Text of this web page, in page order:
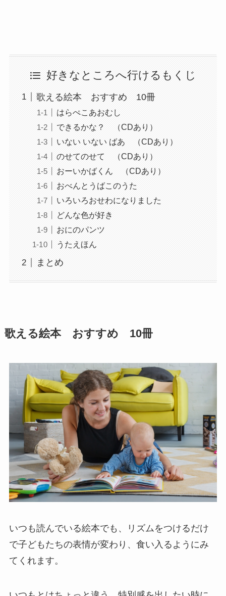
好きなところへ行けるもくじ
歌える絵本 おすすめ 10冊
はらぺこあおむし
できるかな？ （CDあり）
いない いない ばあ （CDあり）
のせてのせて （CDあり）
おーいかばくん （CDあり）
おべんとうばこのうた
いろいろおせわになりました
どんな色が好き
おにのパンツ
うたえほん
まとめ
歌える絵本 おすすめ 10冊
いつも読んでいる絵本でも、リズムをつけるだけ
で子どもたちの表情が変わり、食い入るようにみ
てくれます。